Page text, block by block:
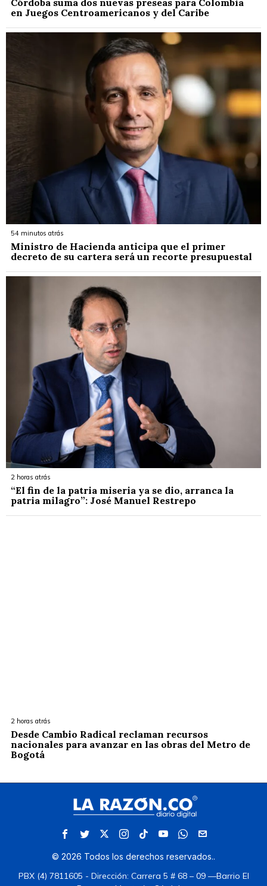
en Juegos Centroamericanos y del Caribe
54 minutos atrás
Ministro de Hacienda anticipa que el primer
decreto de su cartera será un recorte presupuestal
2 horas atrás
“El fin de la patria miseria ya se dio, arranca la
patria milagro”: José Manuel Restrepo
2 horas atrás
Desde Cambio Radical reclaman recursos
nacionales para avanzar en las obras del Metro de
Bogotá
© 2026 Todos los derechos reservados..
PBX (4) 7811605 - Dirección: Carrera 5 # 68 – 09 —Barrio El